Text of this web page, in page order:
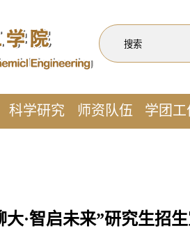
科学研究 师资队伍 学团工
·智启未来”研究生招